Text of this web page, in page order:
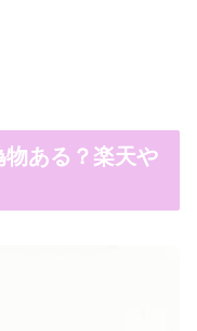
ある？楽天や